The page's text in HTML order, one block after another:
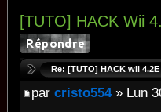
[TUTO] HACK Wii
Re: [TUTO] HACK wii 4.2E
par cristo554» Lun